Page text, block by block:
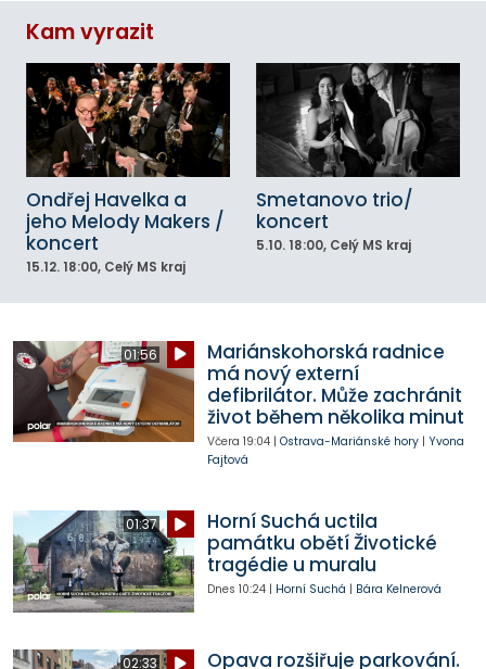
Kam vyrazit
Ondřej Havelka a
jeho Melody Makers /
koncert
15.12. 18:00, Celý MS kraj
Smetanovo trio/
koncert
5.10. 18:00, Celý MS kraj
01:56
Mariánskohorská radnice
má nový externí
defibrilátor. Může zachránit
život během několika minut
Včera 19:04| Ostrava-Mariánské hory| Yvona
Fajtová
01:37
Horní Suchá uctila
památku obětí Životické
tragédie u muralu
Dnes 10:24| Horní Suchá | Bára Kelnerová
02:33 Opava rozšiřuje parkování.